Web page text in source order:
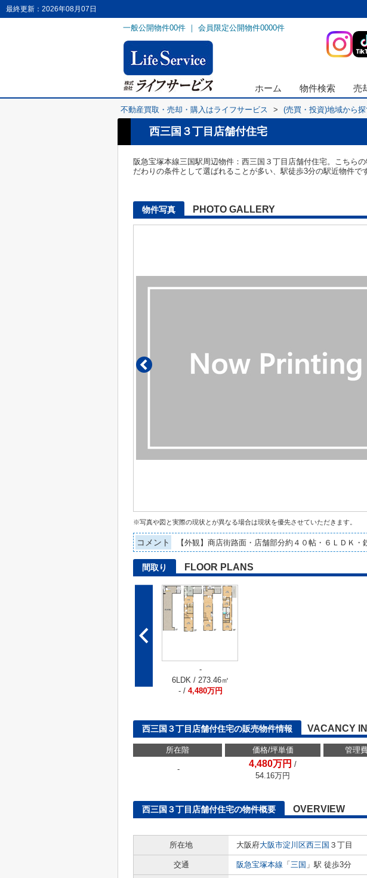
最終更新：2026年08月07日
一般公開物件00件 ｜ 会員限定公開物件0000件
ホーム 物件検索 売
不動産買取・売却・購入はライフサービス > (売買・投資)地域から探
西三国３丁目店舗付住宅
阪急宝塚本線三国駅周辺物件：西三国３丁目店舗付住宅。こちら
だわりの条件として選ばれることが多い、駅徒歩3分の駅近物件で
物件写真 PHOTO GALLERY
※写真や図と実際の現状とが異なる場合は現状を優先させていただきます。
コメント 【外観】商店街路面・店舗部分約４０帖・６ＬＤＫ・
間取り FLOOR PLANS
-
6LDK / 273.46㎡
- / 4,480万円
西三国３丁目店舗付住宅の販売物件情報 VACANCY
所在階 価格/坪単価 管理
-
4,480万円 /
54.16万円
西三国３丁目店舗付住宅の物件概要 OVERVIEW
所在地
大阪府大阪市淀川区西三国 ３丁目
交通 阪急宝塚本線 「 三国 」駅 徒歩3分